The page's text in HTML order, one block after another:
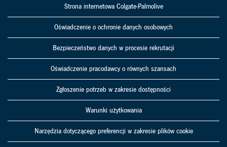
Strona internetowa Colgate-Palmolive
Oświadczenie o ochronie danych osobowych
Bezpieczeństwo danych w procesie rekrutacji
Oświadczenie pracodawcy o równych szansach
Zgłoszenie potrzeb w zakresie dostępności
Warunki użytkowania
Narzędzia dotyczącego preferencji w zakresie plików cookie